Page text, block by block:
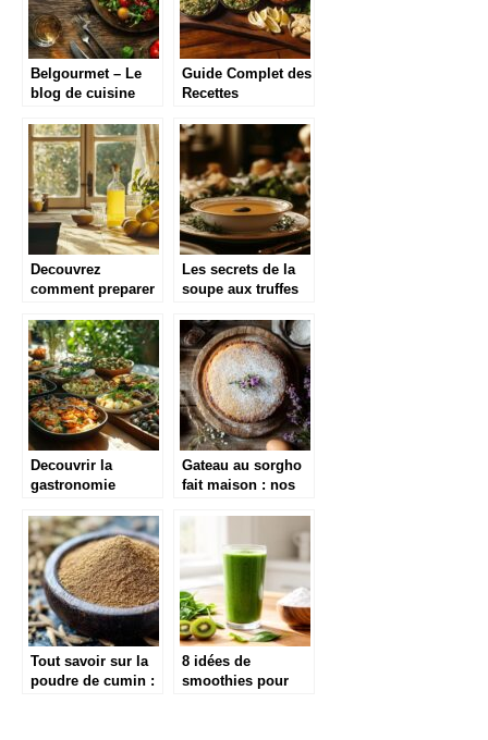
Belgourmet – Le
blog de cuisine
Guide Complet des
Recettes
Mezzes : Histoire
et Preparation des
Classiques
Decouvrez
comment preparer
maison
authentique
Les secrets de la
soupe aux truffes
VGE de Paul
Bocuse : un joyau
de la cuisine
francaise
Decouvrir la
gastronomie
des recettes
innovantes
Gateau au sorgho
fait maison : nos
stockage parfait
Tout savoir sur la
poudre de cumin :
8 idées de
smoothies pour